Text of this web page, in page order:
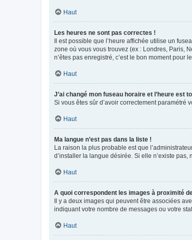
Haut
Les heures ne sont pas correctes !
Il est possible que l’heure affichée utilise un
zone où vous vous trouvez (ex : Londres, Paris,
n’êtes pas enregistré, c’est le bon moment pour
Haut
J’ai changé mon fuseau horaire et l’heure est
Si vous êtes sûr d’avoir correctement paramétré
Haut
Ma langue n’est pas dans la liste !
La raison la plus probable est que
d’installer la langue désirée. Si elle n’existe
Haut
A quoi correspondent les images à proximité
Il y a deux images qui peuvent être associées
indiquant votre nombre de messages ou votre
Haut